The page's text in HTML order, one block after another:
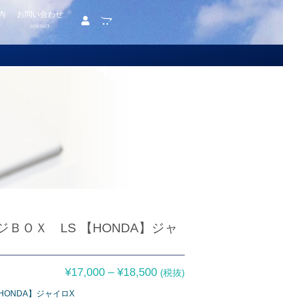
お問い合わせ
CONTACT
ＢＯＸ LS 【HONDA】ジャ
¥17,000 – ¥18,500 (税抜)
HONDA】ジャイロX